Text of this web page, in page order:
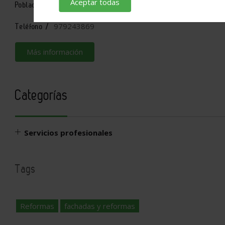
Población / PALENCIA
Teléfono / 979243869
Más información
Categorías
Servicios profesionales
Tags
Reformas fachadas y reformas